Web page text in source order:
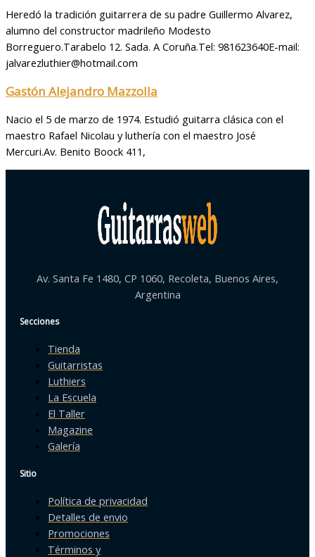
Heredó la tradición guitarrera de su padre Guillermo Alvarez,
alumno del constructor madrileño Modesto
Borreguero.Tarabelo 12. Sada. A Coruña.Tel: 981623640E-mail:
jalvarezluthier@hotmail.com
Gastón Alejandro Mazzolla
Nacio el 5 de marzo de 1974. Estudió guitarra clásica con el
maestro Rafael Nicolau y luthería con el maestro José
Mercuri.Av. Benito Boock 411,
Av. Santa Fe 1480, CP 1060, Recoleta, Buenos Aires,
Argentina
Secciones
Tienda
Guitarristas
Luthiers
La Escuela
El Taller
Magazine
Galería
Sitio
Política de privacidad
Detalles de envio
Promociones
Términos y